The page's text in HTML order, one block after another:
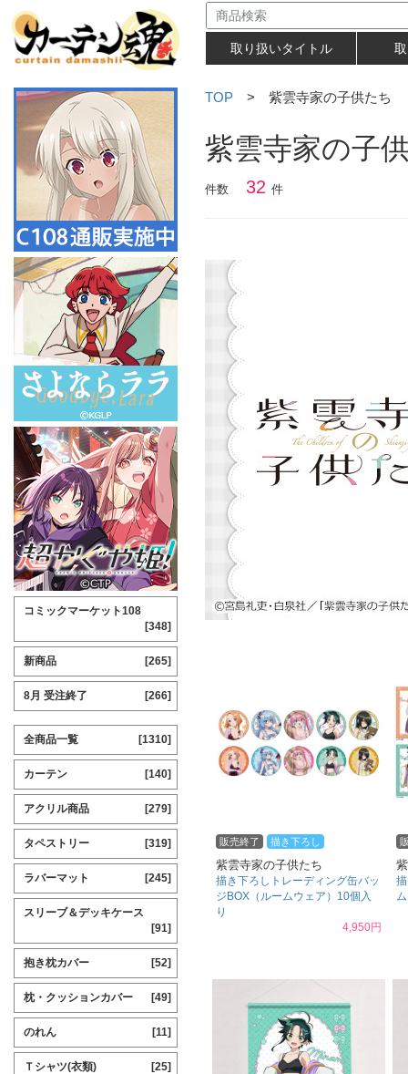
取り扱いタイトル
TOP > 紫雲寺家の子供たち
紫雲寺家の子
件数 32 件
販売終了 描き下ろし
紫雲寺家の子供たち
描き下ろしトレーディング缶バッ
ジBOX（ルームウェア）10個入
り
4,950円
コミックマーケット108
[348]
新商品 [265]
8月 受注終了 [266]
全商品一覧 [1310]
カーテン [140]
アクリル商品 [279]
タペストリー [319]
ラバーマット [245]
スリーブ＆デッキケース
[91]
抱き枕カバー [52]
枕・クッションカバー [49]
のれん [11]
Ｔシャツ(衣類) [25]